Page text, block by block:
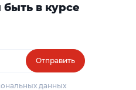
в курсе
Отправить
данных